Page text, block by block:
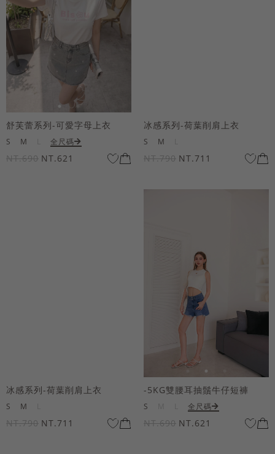
舒芙蕾系列-可愛字母上衣
S M 全尺碼
NT.690 NT.621
冰感系列-荷葉削肩上衣
S M
NT.790 NT.711
冰感系列-荷葉削肩上衣
S M
NT.790 NT.711
-5KG雙腰耳抽鬚牛仔短褲
S 全尺碼
NT.690 NT.621